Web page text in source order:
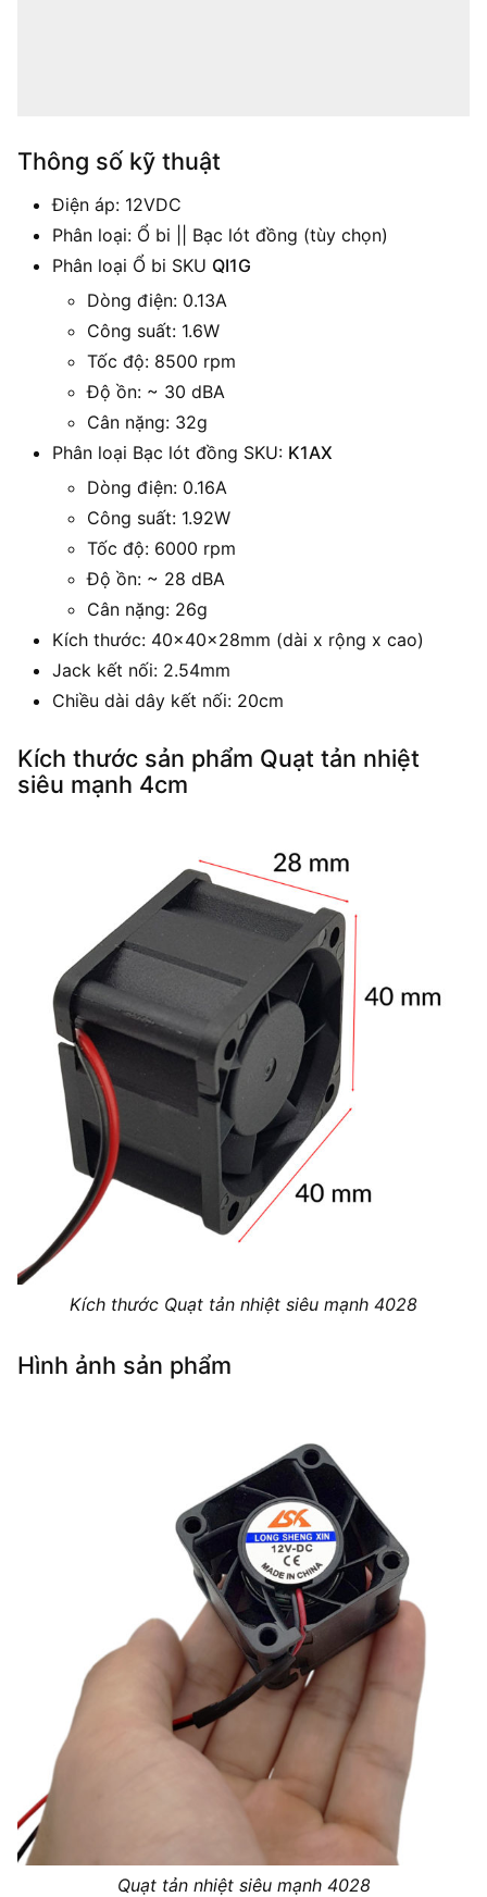
Thông số kỹ thuật
Điện áp: 12VDC
Phân loại: Ổ bi || Bạc lót đồng (tùy chọn)
Phân loại Ổ bi SKU QI1G
Dòng điện: 0.13A
Công suất: 1.6W
Tốc độ: 8500 rpm
Độ ồn: ~ 30 dBA
Cân nặng: 32g
Phân loại Bạc lót đồng SKU: K1AX
Dòng điện: 0.16A
Công suất: 1.92W
Tốc độ: 6000 rpm
Độ ồn: ~ 28 dBA
Cân nặng: 26g
Kích thước: 40x40x28mm (dài x rộng x cao)
Jack kết nối: 2.54mm
Chiều dài dây kết nối: 20cm
Kích thước sản phẩm Quạt tản nhiệt
siêu mạnh 4cm
Kích thước Quạt tản nhiệt siêu mạnh 4028
Hình ảnh sản phẩm
Quạt tản nhiệt siêu mạnh 4028